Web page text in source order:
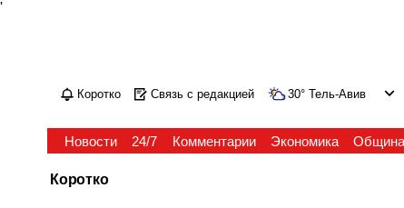
'
Коротко Связь с редакцией 30° Тель-Авив
Новости 24/7 Комментарии Экономика Община
Коротко